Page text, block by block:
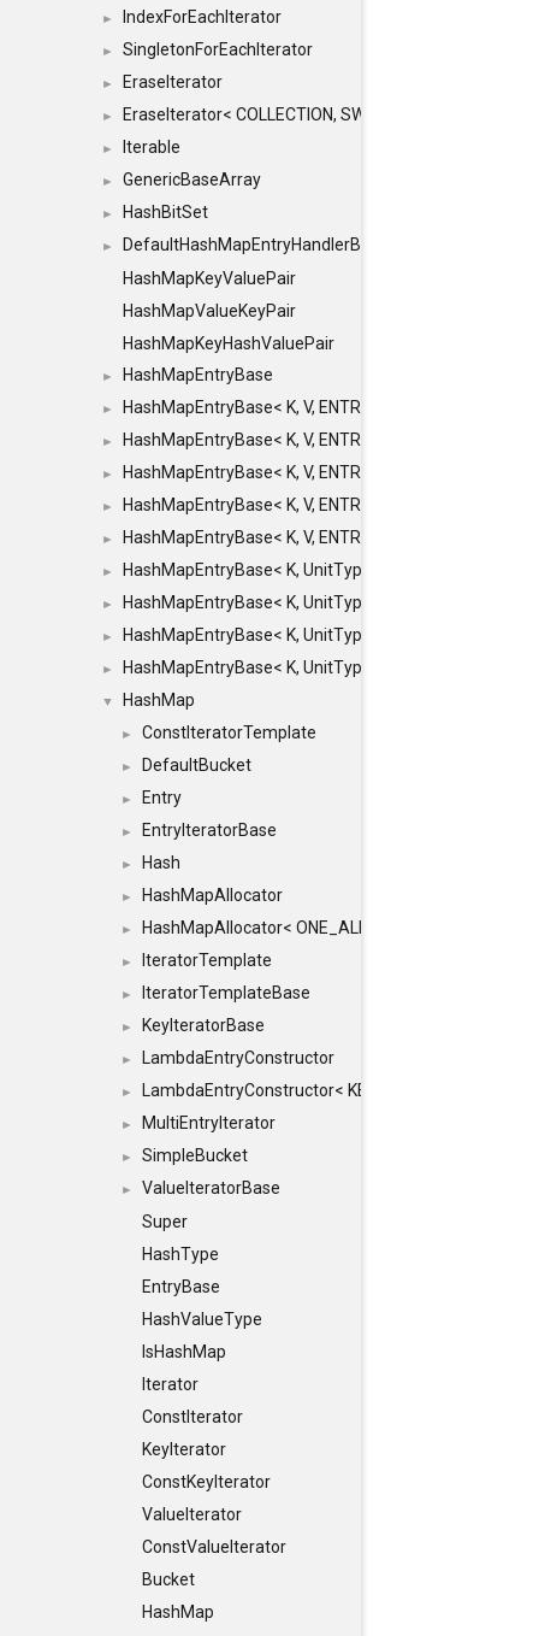
► IndexForEachIterator
► SingletonForEachIterator
► EraseIterator
► EraseIterator< COLLECTION, SWAP_ERASE, false >
► Iterable
► GenericBaseArray
► HashBitSet
►
DefaultHashMapEntryHandlerBase
HashMapKeyValuePair
HashMapValueKeyPair
HashMapKeyHashValuePair
► HashMapEntryBase
► HashMapEntryBase< K, V, ENTRY_HANDLER,
► HashMapEntryBase< K, V, ENTRY_HANDLER,
► HashMapEntryBase< K, V, ENTRY_HANDLER,
► HashMapEntryBase< K, V, ENTRY_HANDLER,
► HashMapEntryBase< K, V, ENTRY_HANDLER,
► HashMapEntryBase< K, UnitType, ENTRY_HANDLER,
► HashMapEntryBase< K, UnitType, ENTRY_HANDLER,
► HashMapEntryBase< K, UnitType, ENTRY_HANDLER,
► HashMapEntryBase< K, UnitType, ENTRY_HANDLER,
▼ HashMap
► ConstIteratorTemplate
► DefaultBucket
► Entry
► EntryIteratorBase
► Hash
► HashMapAllocator
► HashMapAllocator< ONE_ALLOCATOR,
► IteratorTemplate
► IteratorTemplateBase
► KeyIteratorBase
► LambdaEntryConstructor
► LambdaEntryConstructor< KEY &, LAMBDA, true >
► MultiEntryIterator
► SimpleBucket
►
ValueIteratorBase
Super
HashType
EntryBase
HashValueType
IsHashMap
Iterator
ConstIterator
KeyIterator
ConstKeyIterator
ValueIterator
ConstValueIterator
Bucket
HashMap